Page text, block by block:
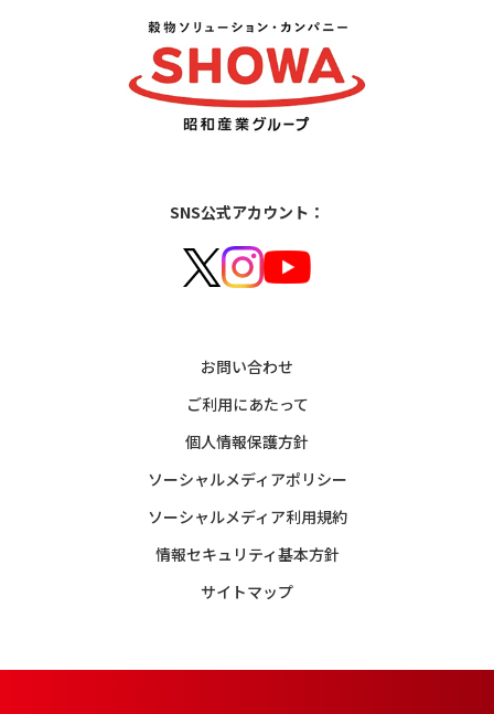
SNS公式アカウント：
お問い合わせ
ご利用にあたって
個人情報保護方針
ソーシャルメディアポリシー
ソーシャルメディア利用規約
情報セキュリティ基本方針
サイトマップ